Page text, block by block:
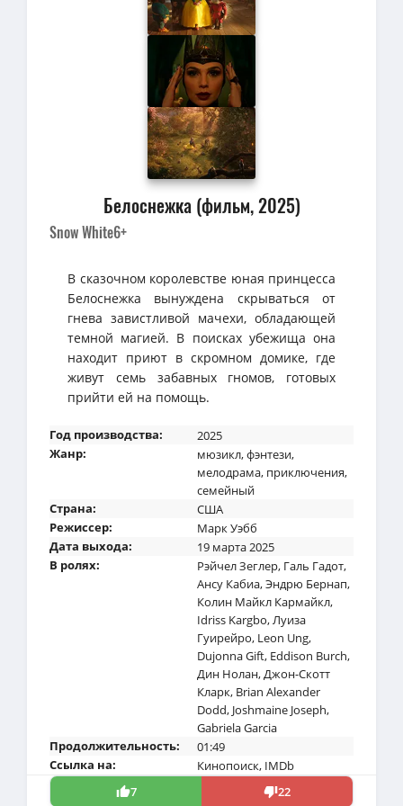
Белоснежка (фильм, 2025)
Snow White6+
В сказочном королевстве юная принцесса
Белоснежка вынуждена скрываться от
гнева завистливой мачехи, обладающей
темной магией. В поисках убежища она
находит приют в скромном домике, где
живут семь забавных гномов, готовых
прийти ей на помощь.
Год производства:
2025
Жанр:
мюзикл,фэнтези,
мелодрама, приключения,
семейный
Страна:
США
Режиссер:
Марк Уэбб
Дата выхода:
19 марта 2025
В ролях:
Рэйчел Зеглер, Галь Гадот,
Ансу Кабиа,Эндрю Бернап,
Колин Майкл Кармайкл,
Idriss Kargbo,Луиза
Гуирейро, Leon Ung,
Dujonna Gift, Eddison Burch,
Дин Нолан,Джон-Скотт
Кларк, Brian Alexander
Dodd, Joshmaine Joseph,
Gabriela Garcia
Продолжительность:
01:49
Ссылка на:
Кинопоиск, IMDb
7
22